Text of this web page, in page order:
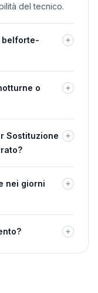
del tecnico.
belforte-
o
Sostituzione
nei giorni